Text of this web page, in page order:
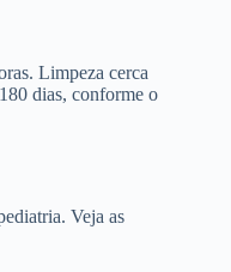
Limpeza cerca
dias, conforme o
Veja as